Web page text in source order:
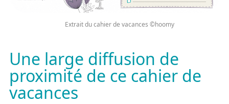
Extrait du cahier de vacances ©hoomy
Une large diffusion de
proximité de ce cahier de
vacances